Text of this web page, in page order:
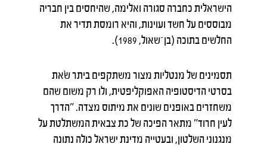
הישראלית כחברה סגורה ואלימה, שהיחסים בין חבריה
מבוססים על חשד ועוינות, והיא רומסת תדיר את
החלשים בתוכה (בן־שאול, 1989).
תסמינים של מנטליות מצור משתקפים ביתר שׂאת
בסרטי הדיסטופיה האפוקליפטית, ולו רק משום שהם
משחזרים באופנים שונים את מיתוס מצדה. "הדרך
לעין חרוד" מתאר הפיכה של כת צבאית המשתלטת על
מנגנוני השלטון, ובעטייה מדינת ישראל כולה נתונה